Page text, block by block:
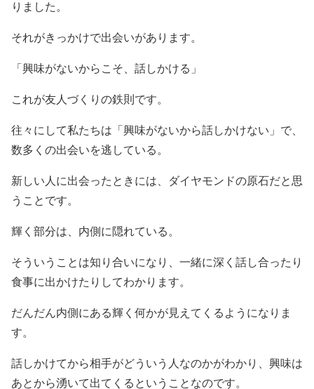
りました。
それがきっかけで出会いがあります。
「興味がないからこそ、話しかける」
これが友人づくりの鉄則です。
往々にして私たちは「興味がないから話しかけない」で、
数多くの出会いを逃している。
新しい人に出会ったときには、ダイヤモンドの原石だと思
うことです。
輝く部分は、内側に隠れている。
そういうことは知り合いになり、一緒に深く話し合ったり
食事に出かけたりしてわかります。
だんだん内側にある輝く何かが見えてくるようになりま
す。
話しかけてから相手がどういう人なのかがわかり、興味は
あとから湧いて出てくるということなのです。